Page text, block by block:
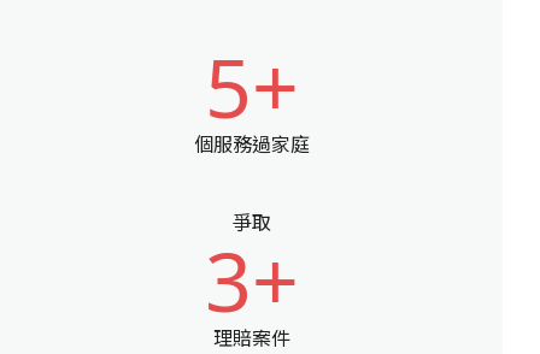
5+
個服務過家庭
爭取
3+
理賠案件